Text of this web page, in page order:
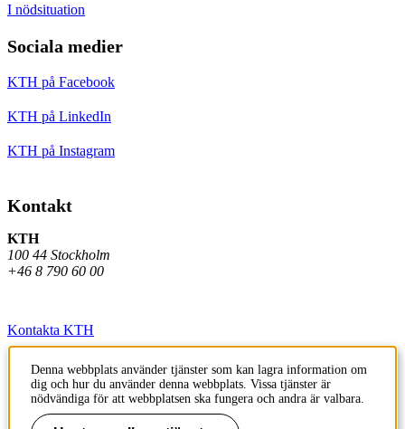
I nödsituation
Sociala medier
KTH på Facebook
KTH på LinkedIn
KTH på Instagram
Kontakt
KTH
100 44 Stockholm
+46 8 790 60 00
Kontakta KTH
Jobba på KTH
Press och media
Denna webbplats använder tjänster som kan lagra information om
dig och hur du använder denna webbplats. Vissa tjänster är
nödvändiga för att webbplatsen ska fungera och andra är valbara.